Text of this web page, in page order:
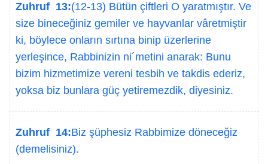
Zuhruf 13:(12-13) Bütün çiftleri O yaratmıştır. Ve
size bineceğiniz gemiler ve hayvanlar vâretmiştir
ki, böylece onların sırtına binip üzerlerine
yerleşince, Rabbinizin ni´metini anarak: Bunu
bizim hizmetimize vereni tesbih ve takdis ederiz,
yoksa biz bunlara güç yetiremezdik, diyesiniz.
Zuhruf 14:Biz şüphesiz Rabbimize döneceğiz
(demelisiniz).